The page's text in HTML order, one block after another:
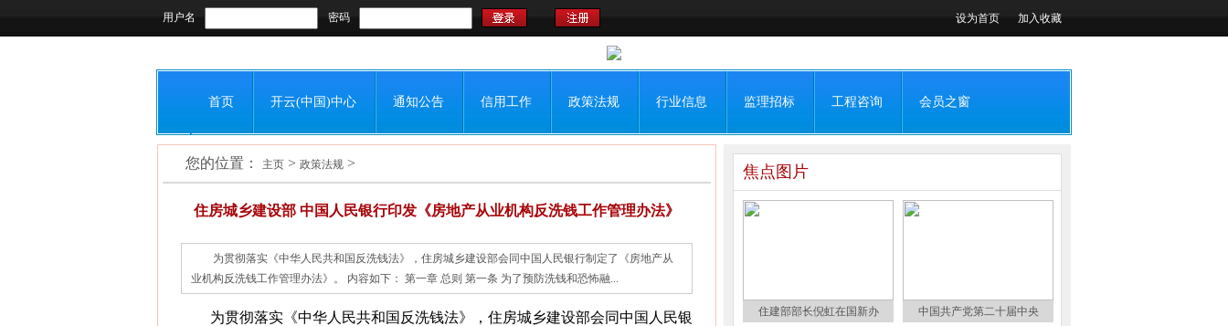
用户名 密码 设为首页 加入收藏
首页 开云(中国)中心 通知公告 信用工作 政策法规 行业信息 监理招标 工程咨询 会员之窗
联系我们
您的位置： 主页 > 政策法规 >
住房城乡建设部 中国人民银行印发《房地产从业机构反洗钱工作管理办法》
为贯彻落实《中华人民共和国反洗钱法》，住房城乡建设部会同中国人民银行制定了《房地产从
业机构反洗钱工作管理办法》。 内容如下： 第一章 总则 第一条 为了预防洗钱和恐怖融...
为贯彻落实《中华人民共和国反洗钱法》，住房城乡建设部会同中国人民银
焦点图片
住建部部长倪虹在国新办 中国共产党第二十届中央